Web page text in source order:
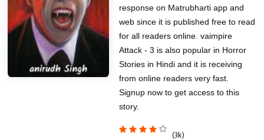
response on Matrubharti app and
web since it is published free to read
for all readers online. vaimpire
Attack - 3 is also popular in Horror
Stories in Hindi and it is receiving
from online readers very fast.
Signup now to get access to this
story.
(3k)